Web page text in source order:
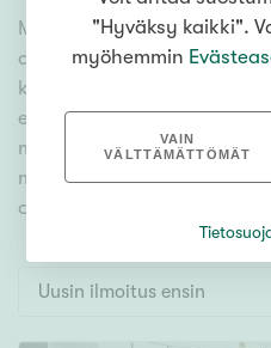
Kerros-/luhtitalo
Rivitalo/paritalo
Omakoti-/erillistalo
Maa- tai metsätila
Vapaa-ajan asunto
Meiltä löydät myytävät
oli tarpeesi mikä vain!
kiinteistönvälittäjien
elämäsi tärkeimmässä
myytävät asunnot Helsinki
myös kätevää
omien toiveidesi mukaisen
Uusin ilmoitus ensin
"Hyväksy kaikki".
myöhemmin
VAIN
VÄLTTÄMÄTTÖMÄT